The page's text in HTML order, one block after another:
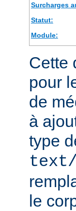
Surcharges
Statut:
Module:
Cette
pour
de
à
type
le